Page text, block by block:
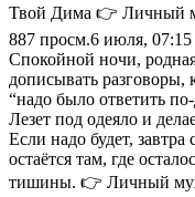
Твой Дима 👉 Личный
887 просм.6 июля, 07:15
Спокойной ночи,
дописывать разговоры,
“надо было ответить
Лезет под одеяло и
Если надо будет,
остаётся там, где
тишины. 👉 Личный